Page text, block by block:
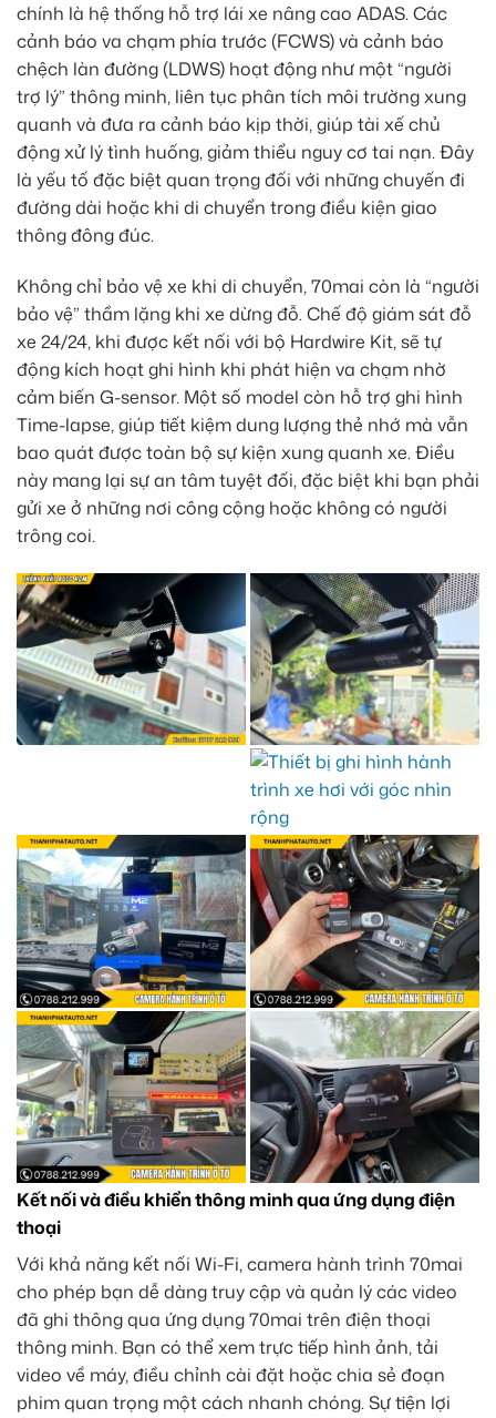
chính là hệ thống hỗ trợ lái xe nâng cao ADAS. Các
cảnh báo va chạm phía trước (FCWS) và cảnh báo
chệch làn đường (LDWS) hoạt động như một “người
trợ lý” thông minh, liên tục phân tích môi trường xung
quanh và đưa ra cảnh báo kịp thời, giúp tài xế chủ
động xử lý tình huống, giảm thiểu nguy cơ tai nạn. Đây
là yếu tố đặc biệt quan trọng đối với những chuyến đi
đường dài hoặc khi di chuyển trong điều kiện giao
thông đông đúc.
Không chỉ bảo vệ xe khi di chuyển, 70mai còn là “người
bảo vệ” thầm lặng khi xe dừng đỗ. Chế độ giám sát đỗ
xe 24/24, khi được kết nối với bộ Hardwire Kit, sẽ tự
động kích hoạt ghi hình khi phát hiện va chạm nhờ
cảm biến G-sensor. Một số model còn hỗ trợ ghi hình
Time-lapse, giúp tiết kiệm dung lượng thẻ nhớ mà vẫn
bao quát được toàn bộ sự kiện xung quanh xe. Điều
này mang lại sự an tâm tuyệt đối, đặc biệt khi bạn phải
gửi xe ở những nơi công cộng hoặc không có người
trông coi.
Kết nối và điều khiển thông minh qua ứng dụng điện
thoại
Với khả năng kết nối Wi-Fi, camera hành trình 70mai
cho phép bạn dễ dàng truy cập và quản lý các video
đã ghi thông qua ứng dụng 70mai trên điện thoại
thông minh. Bạn có thể xem trực tiếp hình ảnh, tải
video về máy, điều chỉnh cài đặt hoặc chia sẻ đoạn
phim quan trọng một cách nhanh chóng. Sự tiện lợi